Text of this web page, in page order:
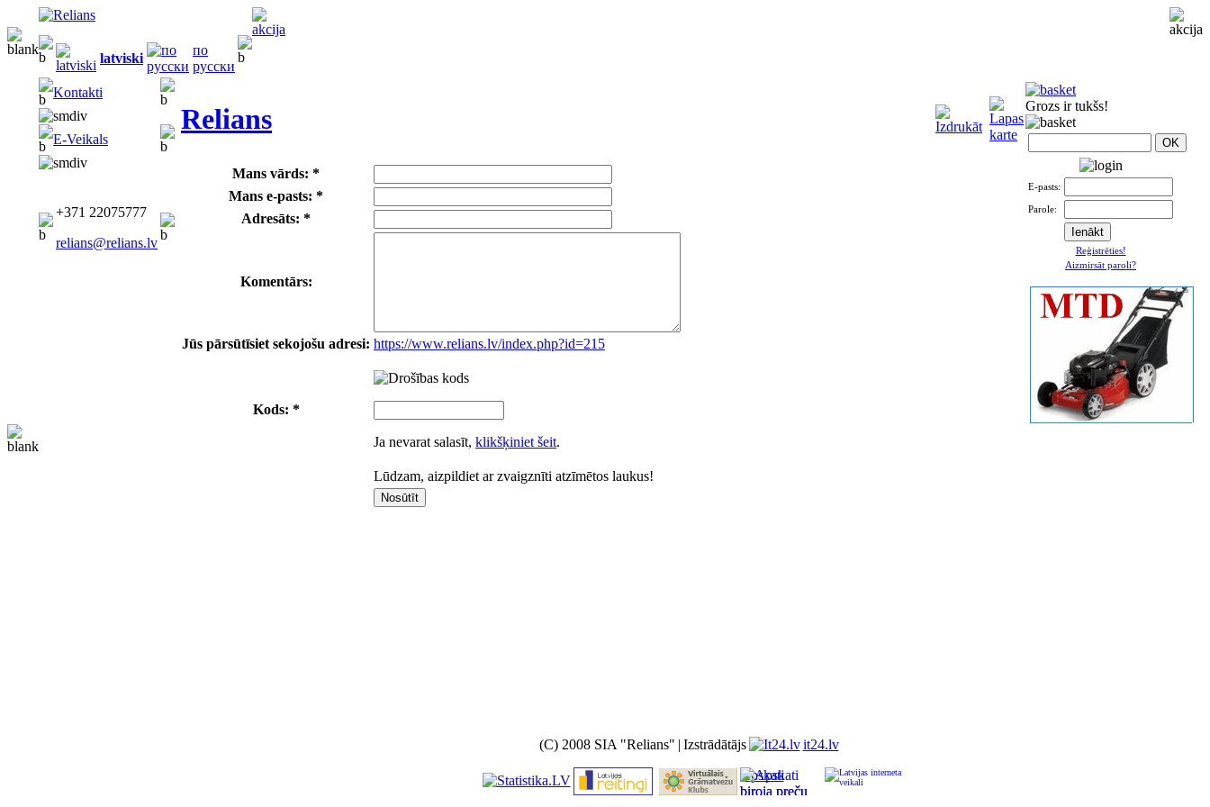
latviski
по
русски
Kontakti
E-Veikals
+371 22075777
relians@relians.lv
Relians
Mans vārds: *
Mans e-pasts: *
Adresāts: *
Komentārs:
Jūs pārsūtīsiet sekojošu adresi: https://www.relians.lv/index.php?id=215
Kods: *
Ja nevarat salasīt, klikšķiniet šeit.
Lūdzam, aizpildiet ar zvaigznīti atzīmētos laukus!
Grozs ir tukšs!
E-pasts:
Parole:
Reģistrēties!
Aizmirsāt paroli?
(C) 2008 SIA "Relians" | Izstrādātājs
it24.lv
Apskati
biroja preču